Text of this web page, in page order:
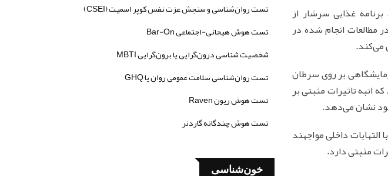
غذایی سرشار از
مطالعات انجام شده در
بر روی سرطان
انبه تاثیرات مثبتی بر
نشان می‌دهد.
التهابات داخلی مواجهند
مثبتی دارد.
تست روان‌شناسی و سنجش عزت نفس کوپر اسمیت (CSEI)
تست هوش هیجانی-اجتماعی Bar-On
شخصیت شناسی درون‌گرایی یا برون‌گرایی MBTI
تست روان‌شناسی سلامت عمومی روان یا GHQ
تست هوش ریون Raven
تست هوش چندگانه گاردنر
خون‌شناسی